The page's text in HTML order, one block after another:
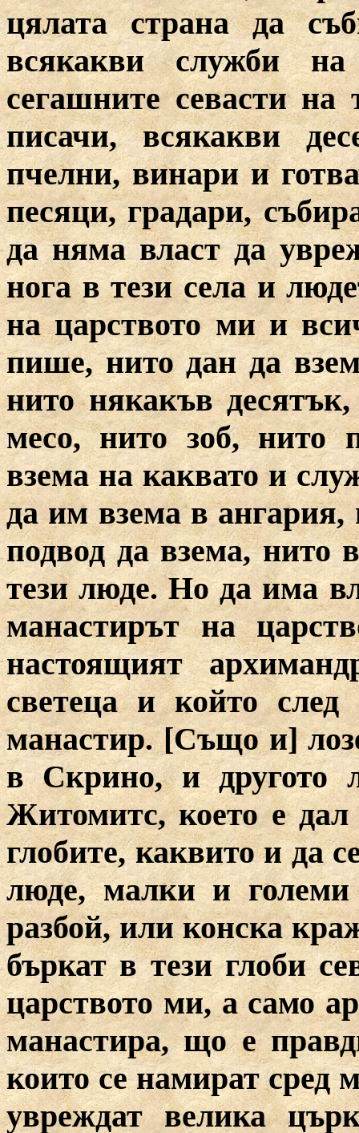
цялата страна да
всякакви служби
сегашните севасти на
писачи, всякакви
пчелни, винари и
песяци, градари,
да няма власт да
нога в тези села и
на царството ми и
пише, нито дан да
нито някакъв
месо, нито зоб, нито
взема на каквато и
да им взема в ангария,
подвод да взема, нито
тези люде. Но да има
манастирът на
настоящият
светеца и който
манастир. [Също и]
в Скрино, и другото
Житомитс, което е
глобите, каквито и да
люде, малки и
разбой, или конска
бъркат в тези глоби
царството ми, а само
манастира, що е
които се намират сред
увреждат велика